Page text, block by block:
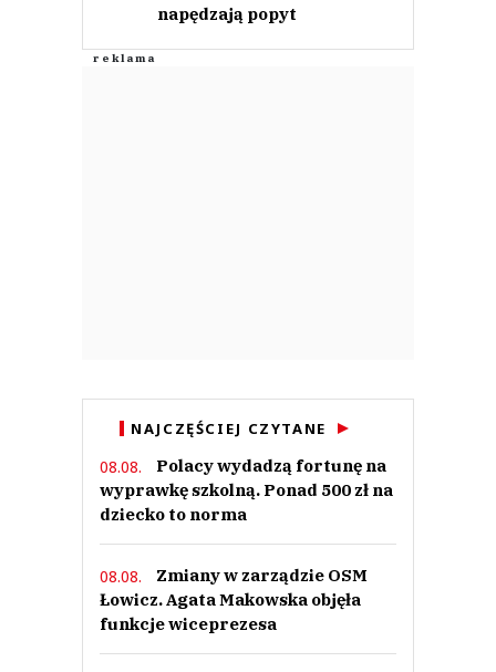
napędzają popyt
NAJCZĘŚCIEJ CZYTANE
08.08.
Polacy wydadzą fortunę na
wyprawkę szkolną. Ponad 500 zł na
dziecko to norma
08.08.
Zmiany w zarządzie OSM
Łowicz. Agata Makowska objęła
funkcje wiceprezesa